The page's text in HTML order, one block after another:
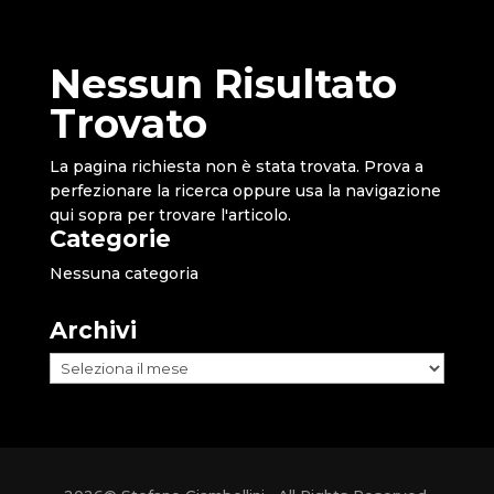
Nessun Risultato
Trovato
La pagina richiesta non è stata trovata. Prova a
perfezionare la ricerca oppure usa la navigazione
qui sopra per trovare l'articolo.
Categorie
Nessuna categoria
Archivi
Archivi